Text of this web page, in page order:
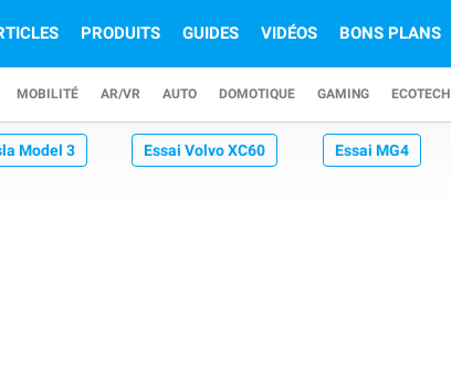
PRODUITS GUIDES VIDÉOS BONS PLANS
MOBILITÉ AR/VR AUTO DOMOTIQUE GAMING ECOTECH
Model 3 Essai Volvo XC60 Essai MG4